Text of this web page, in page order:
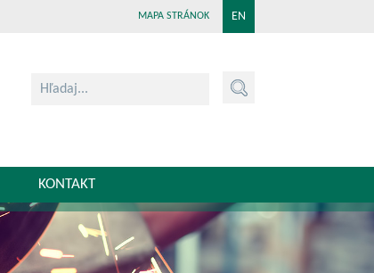
EN
MAPA STRÁNOK
KONTAKT